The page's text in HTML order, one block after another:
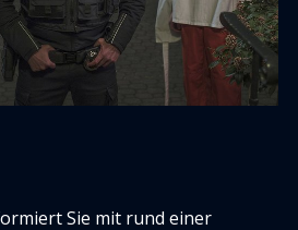
Sie mit rund einer